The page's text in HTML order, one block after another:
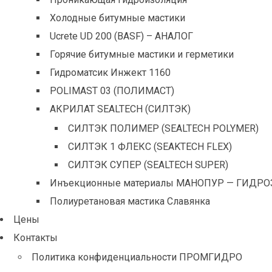
Холодные битумные мастики
Ucrete UD 200 (BASF) – АНАЛОГ
Горячие битумные мастики и герметики
Гидроматсик Инжект 1160
POLIMAST 03 (ПОЛИМАСТ)
АКРИЛАТ SEALTECH (СИЛТЭК)
СИЛТЭК ПОЛИМЕР (SEALTECH POLYMER)
СИЛТЭК 1 ФЛЕКС (SEAKTECH FLEX)
СИЛТЭК СУПЕР (SEALTECH SUPER)
Инъекционные материалы МАНОПУР —
Полиуретановая мастика Славянка
Цены
Контакты
Политика конфиденциальности ПРОМГИДРО